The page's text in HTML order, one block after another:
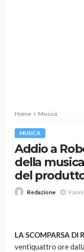
Home Musica
MUSICA
Addio a
della
del
Redazione 9
LA SCOMPARSA DI
ventiquattro ore